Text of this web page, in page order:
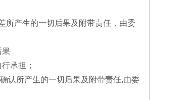
所产生的一切后果及附带责任，由委
果
承担；
认所产生的一切后果及附带责任,由委